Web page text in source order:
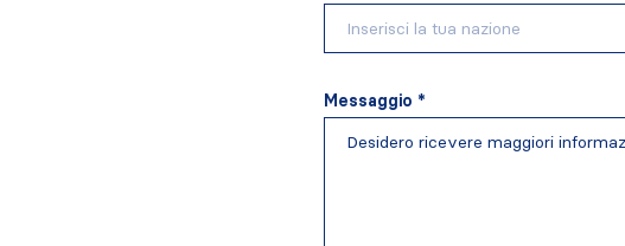
Messaggio *